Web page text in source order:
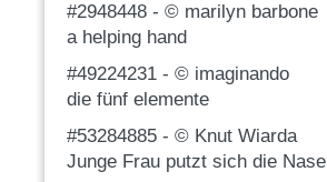
#2948448 - © marilyn barbone
a helping hand
#49224231 - © imaginando
die fünf elemente
#53284885 - © Knut Wiarda
Junge Frau putzt sich die Nase